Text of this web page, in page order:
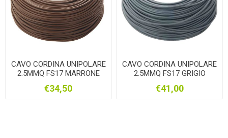
CAVO CORDINA UNIPOLARE
2.5MMQ FS17 MARRONE
€34,50
CAVO CORDINA UNIPOLARE
2.5MMQ FS17 GRIGIO
€41,00